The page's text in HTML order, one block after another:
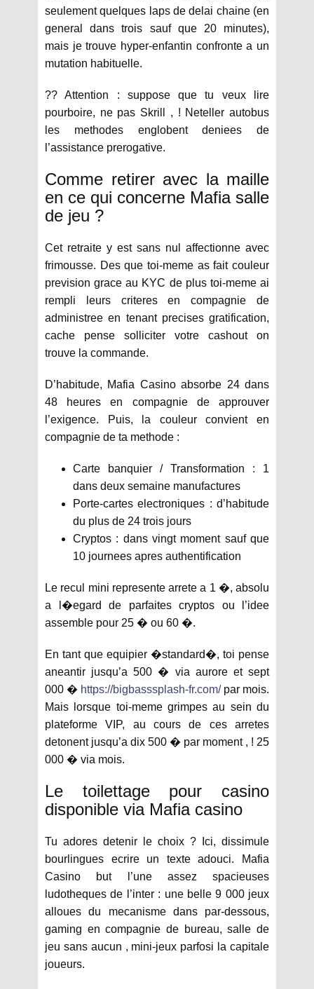
seulement quelques laps de delai chaine (en
general dans trois sauf que 20 minutes),
mais je trouve hyper-enfantin confronte a un
mutation habituelle.
?? Attention : suppose que tu veux lire
pourboire, ne pas Skrill , ! Neteller autobus
les methodes englobent deniees de
l’assistance prerogative.
Comme retirer avec la maille
en ce qui concerne Mafia salle
de jeu ?
Cet retraite y est sans nul affectionne avec
frimousse. Des que toi-meme as fait couleur
prevision grace au KYC de plus toi-meme ai
rempli leurs criteres en compagnie de
administree en tenant precises gratification,
cache pense solliciter votre cashout on
trouve la commande.
D’habitude, Mafia Casino absorbe 24 dans
48 heures en compagnie de approuver
l’exigence. Puis, la couleur convient en
compagnie de ta methode :
Carte banquier / Transformation : 1
dans deux semaine manufactures
Porte-cartes electroniques : d’habitude
du plus de 24 trois jours
Cryptos : dans vingt moment sauf que
10 journees apres authentification
Le recul mini represente arrete a 1 �, absolu
a l�egard de parfaites cryptos ou l’idee
assemble pour 25 � ou 60 �.
En tant que equipier �standard�, toi pense
aneantir jusqu’a 500 � via aurore et sept
000 � https://bigbasssplash-fr.com/par mois.
Mais lorsque toi-meme grimpes au sein du
plateforme VIP, au cours de ces arretes
detonent jusqu’a dix 500 � par moment , ! 25
000 � via mois.
Le toilettage pour casino
disponible via Mafia casino
Tu adores detenir le choix ? Ici, dissimule
bourlingues ecrire un texte adouci. Mafia
Casino but l’une assez spacieuses
ludotheques de l’inter : une belle 9 000 jeux
alloues du mecanisme dans par-dessous,
gaming en compagnie de bureau, salle de
jeu sans aucun , mini-jeux parfosi la capitale
joueurs.